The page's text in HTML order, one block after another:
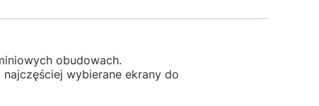
obudowach.
wybierane ekrany do